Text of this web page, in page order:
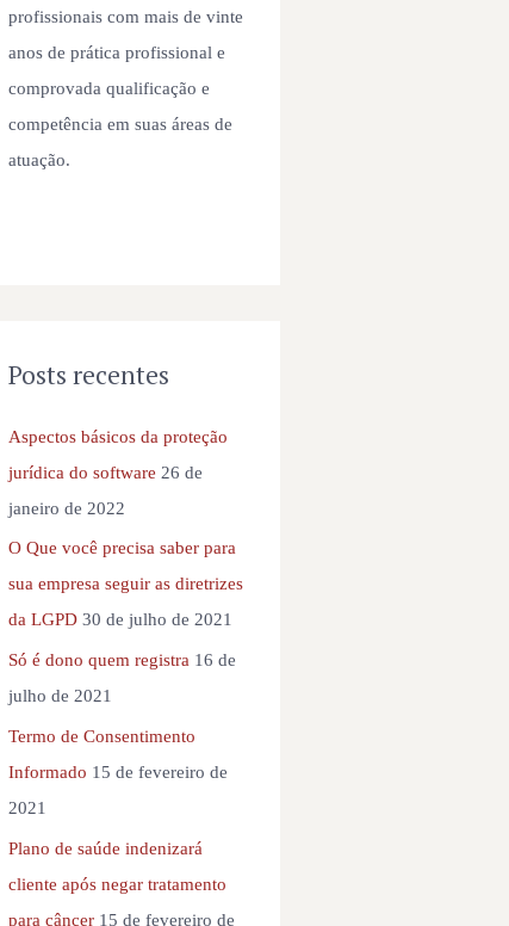
profissionais com mais de vinte
anos de prática profissional e
comprovada qualificação e
competência em suas áreas de
atuação.
Posts recentes
Aspectos básicos da proteção
jurídica do software 26 de
janeiro de 2022
O Que você precisa saber para
sua empresa seguir as diretrizes
da LGPD 30 de julho de 2021
Só é dono quem registra 16 de
julho de 2021
Termo de Consentimento
Informado 15 de fevereiro de
2021
Plano de saúde indenizará
cliente após negar tratamento
para câncer 15 de fevereiro de